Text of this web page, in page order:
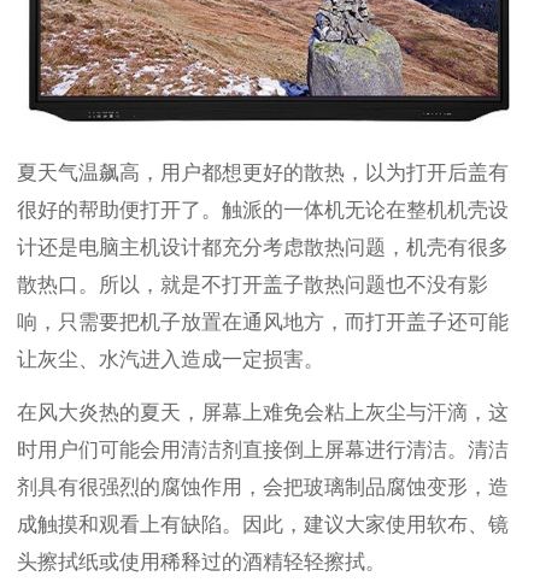
夏天气温飙高，用户都想更好的散热，以为打开后盖有
很好的帮助便打开了。触派的一体机无论在整机机壳设
计还是电脑主机设计都充分考虑散热问题，机壳有很多
散热口。所以，就是不打开盖子散热问题也不没有影
响，只需要把机子放置在通风地方，而打开盖子还可能
让灰尘、水汽进入造成一定损害。
在风大炎热的夏天，屏幕上难免会粘上灰尘与汗滴，这
时用户们可能会用清洁剂直接倒上屏幕进行清洁。清洁
剂具有很强烈的腐蚀作用，会把玻璃制品腐蚀变形，造
成触摸和观看上有缺陷。因此，建议大家使用软布、镜
头擦拭纸或使用稀释过的酒精轻轻擦拭。